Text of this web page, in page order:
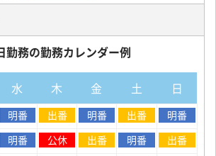
イルです。
長くなるものの、その分非番と公休
稼いでしっかり休めます。
働きたい方に人気です。
）
務スタイル。シフト制です。
）
なります。
勤務の勤務カレンダー例
水 木 金 土 日
明番 出番 明番 出番
明番
明番 公休 出番 明番
出番